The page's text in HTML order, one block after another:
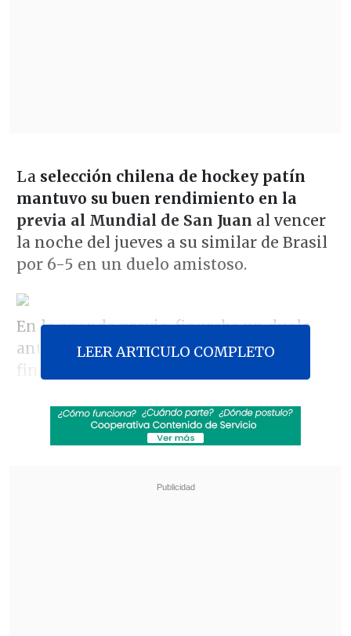
La selección chilena de hockey patín
mantuvo su buen rendimiento en la
previa al Mundial de San Juan al vencer
la noche del jueves a su similar de Brasil
por 6-5 en un duelo amistoso.
En la agenda previa, figuraba un duelo
ante el Club Social, de San Juan, pero
finalmente se optó por una de las
planetario.
La oncena de Universidad Católica para la
LEER ARTICULO COMPLETO